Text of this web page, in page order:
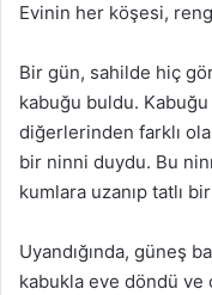
Evinin her köşesi,
Bir gün, sahilde hiç
kabuğu buldu.
diğerlerinden farklı
bir ninni duydu. Bu
kumlara uzanıp tatlı
Uyandığında, güneş
kabukla eve döndü ve